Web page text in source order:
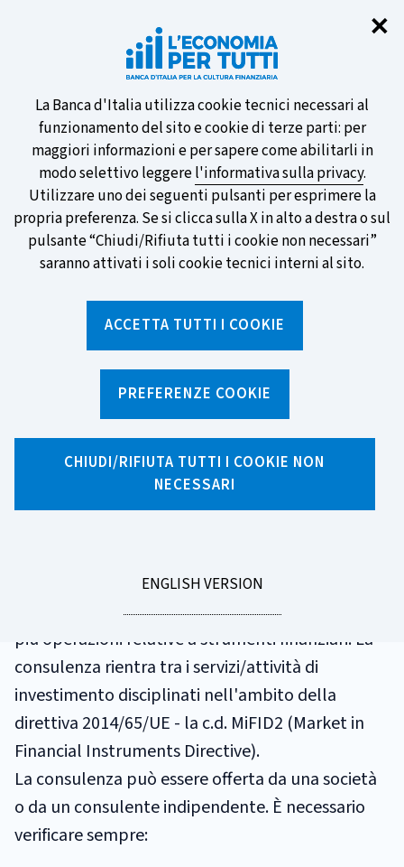
✕
Informativa
sui
cookie
La Banca d'Italia utilizza cookie tecnici necessari al
funzionamento del sito e cookie di terze parti: per
maggiori informazioni e per sapere come abilitarli in
modo selettivo leggerel'informativa sulla privacy.
Utilizzare uno dei seguenti pulsanti per esprimere la
propria preferenza. Se si clicca sulla X in alto a destra o sul
pulsante “Chiudi/Rifiuta tutti i cookie non necessari”
saranno attivati i soli cookie tecnici interni al sito.
ACCETTA TUTTI I COOKIE
PREFERENZE COOKIE
CHIUDI/RIFIUTA TUTTI I COOKIE NON
NECESSARI
GO
ENGLISH VERSION
Partecipa al sondaggio della BCE
sulle nuove banconote e vota la tua
preferita!
SCOPRI DI PIÙ
GLOSSARIO
CONSULENZA
ad un cliente, dietro sua richiesta o per iniziativa
dell'impresa di investimento, riguardo ad una o
più operazioni relative a strumenti finanziari. La
consulenza rientra tra i servizi/attività di
investimento disciplinati nell'ambito della
direttiva 2014/65/UE - la c.d. MiFID2 (Market in
Financial Instruments Directive).
La consulenza può essere offerta da una società
o da un consulente indipendente. È necessario
verificare sempre: